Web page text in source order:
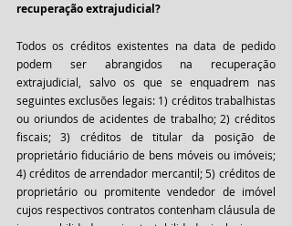
recuperação extrajudicial?
Todos os créditos existentes na data de pedido
podem ser abrangidos na recuperação
extrajudicial, salvo os que se enquadrem nas
seguintes exclusões legais: 1) créditos trabalhistas
ou oriundos de acidentes de trabalho; 2) créditos
fiscais; 3) créditos de titular da posição de
proprietário fiduciário de bens móveis ou imóveis;
4) créditos de arrendador mercantil; 5) créditos de
proprietário ou promitente vendedor de imóvel
cujos respectivos contratos contenham cláusula de